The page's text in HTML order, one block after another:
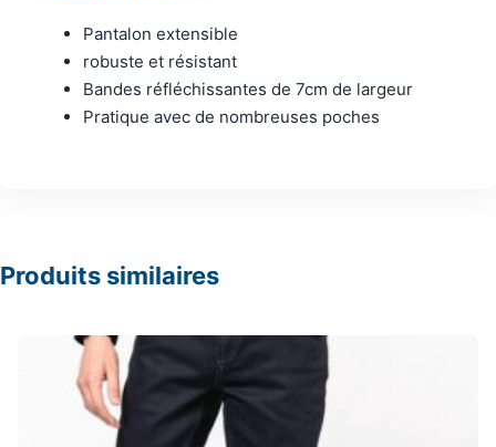
Pantalon extensible
robuste et résistant
Bandes réfléchissantes de 7cm de largeur
Pratique avec de nombreuses poches
Produits similaires